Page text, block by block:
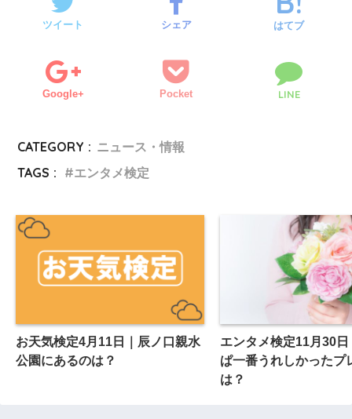
ツイート シェア はてブ
Google+ Pocket LINE
CATEGORY : ニュース・情報
TAGS :
エンタメ検定
お天気検定4月11日｜辰ノ口親水
公園にあるのは？
エンタメ検定11月30
ぱ一番うれしかったプ
は？